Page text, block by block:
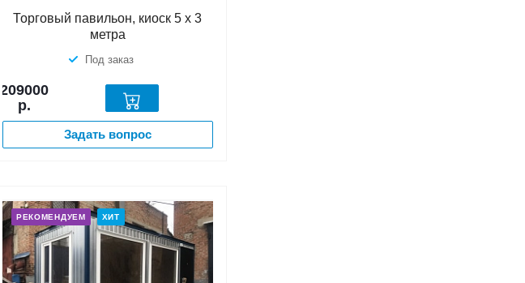
Торговый павильон, киоск 5 х 3
метра
Под заказ
209000
р.
Задать вопрос
РЕКОМЕНДУЕМ ХИТ